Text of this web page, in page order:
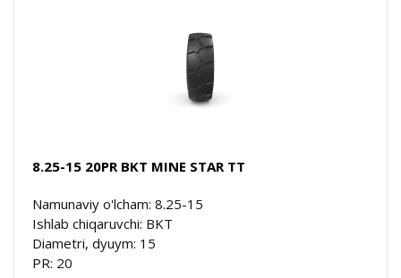
8.25-15 20PR BKT MINE STAR TT
Namunaviy o'lcham: 8.25-15
Ishlab chiqaruvchi: BKT
Diametri, dyuym: 15
PR: 20